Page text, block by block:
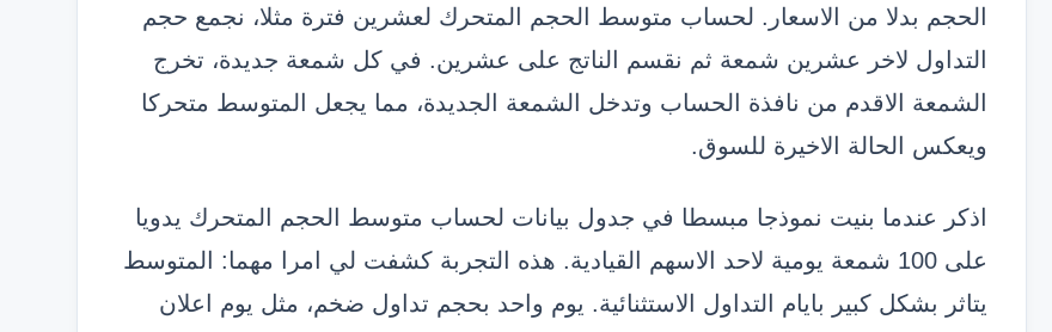
الحجم بدلا من الاسعار. لحساب متوسط الحجم المتحرك لعشرين فترة مثلا، نجمع حجم
التداول لاخر عشرين شمعة ثم نقسم الناتج على عشرين. في كل شمعة جديدة، تخرج
الشمعة الاقدم من نافذة الحساب وتدخل الشمعة الجديدة، مما يجعل المتوسط متحركا
ويعكس الحالة الاخيرة للسوق.
اذكر عندما بنيت نموذجا مبسطا في جدول بيانات لحساب متوسط الحجم المتحرك يدويا
على 100 شمعة يومية لاحد الاسهم القيادية. هذه التجربة كشفت لي امرا مهما: المتوسط
يتاثر بشكل كبير بايام التداول الاستثنائية. يوم واحد بحجم تداول ضخم، مثل يوم اعلان